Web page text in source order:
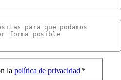
la política de privacidad.*